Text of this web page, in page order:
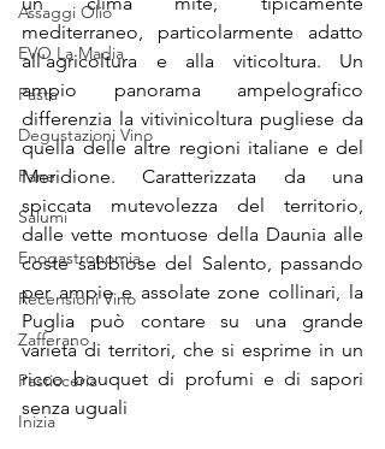
Assaggi Olio
EVO La Madia
Pasta
Degustazioni Vino
Pane
Salumi
Enogastronomia
Recensioni Vino
Zafferano
Pasticceria
Inizia
mediterraneo, particolarmente adatto
all'agricoltura e alla viticoltura. Un
ampio panorama ampelografico
differenzia la vitivinicoltura pugliese da
quella delle altre regioni italiane e del
Meridione. Caratterizzata da una
spiccata mutevolezza del territorio,
dalle vette montuose della Daunia alle
coste sabbiose del Salento, passando
per ampie e assolate zone collinari, la
Puglia può contare su una grande
varietà di territori, che si esprime in un
ricco bouquet di profumi e di sapori
senza uguali